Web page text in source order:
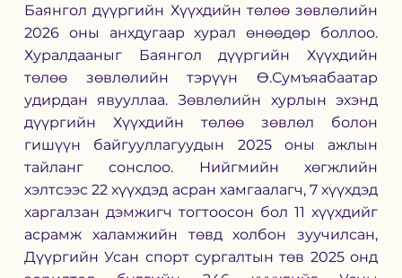
Баянгол дүүргийн Хүүхдийн төлөө зөвлөлийн
2026 оны анхдугаар хурал өнөөдөр боллоо.
Хуралдааныг Баянгол дүүргийн Хүүхдийн
төлөө зөвлөлийн тэрүүн Ө.Сумъяабаатар
удирдан явууллаа. Зөвлөлийн хурлын эхэнд
дүүргийн Хүүхдийн төлөө зөвлөл болон
гишүүн байгууллагуудын 2025 оны ажлын
тайланг сонслоо. Нийгмийн хөгжлийн
хэлтсээс 22 хүүхдэд асран хамгаалагч, 7 хүүхдэд
харгалзан дэмжигч тогтоосон бол 11 хүүхдийг
асрамж халамжийн төвд холбон зуучилсан,
Дүүргийн Усан спорт сургалтын төв 2025 онд